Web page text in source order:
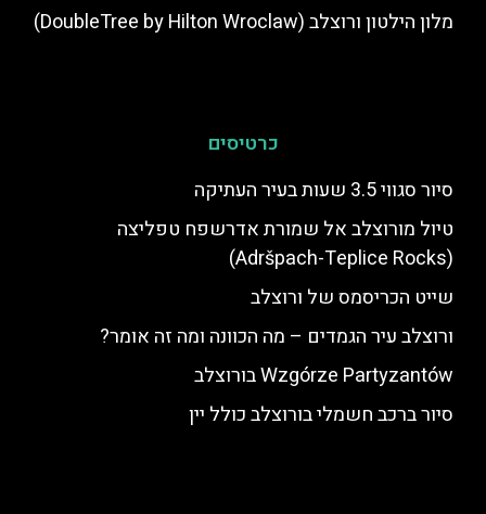
מלון הילטון ורוצלב (DoubleTree by Hilton Wroclaw)
כרטיסים
סיור סגווי 3.5 שעות בעיר העתיקה
טיול מורוצלב אל שמורת אדרשפח טפליצה
(Adršpach-Teplice Rocks)
שייט הכריסמס של ורוצלב
ורוצלב עיר הגמדים – מה הכוונה ומה זה אומר?
Wzgórze Partyzantów בורוצלב
סיור ברכב חשמלי בורוצלב כולל יין